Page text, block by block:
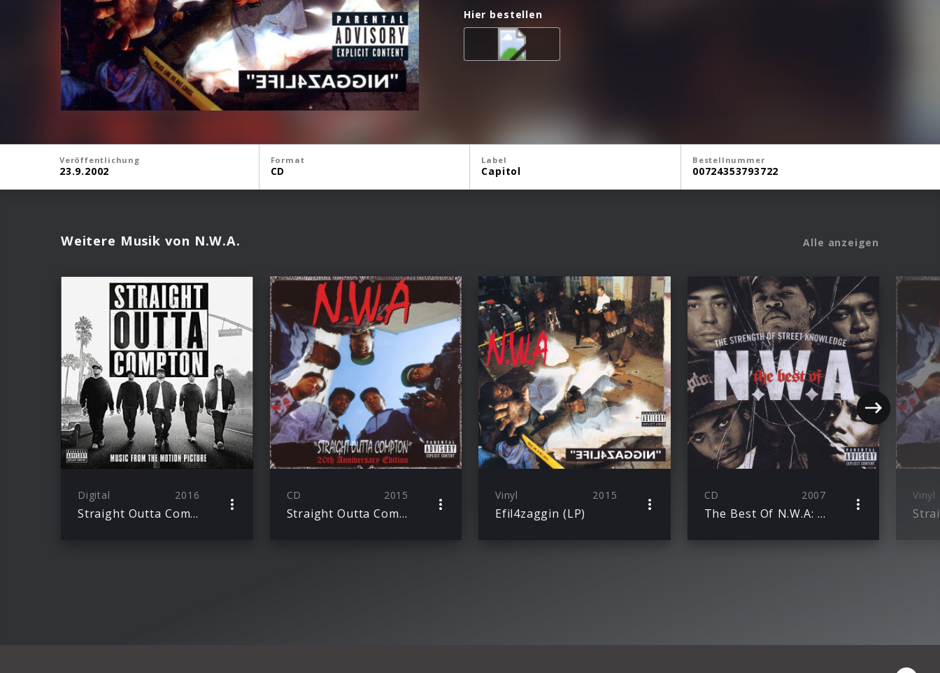
Hier bestellen
Veröffentlichung
23.9.2002
Format
CD
Label
Capitol
Bestellnummer
00724353793722
Weitere Musik von N.W.A. Alle anzeigen
Digital 2016
Straight Outta Compton (LP)
CD 2015
Straight Outta Compton
Vinyl 2015
Efil4zaggin (LP)
CD 2007
The Best Of N.W.A: The Strength Of Street Knowledge
Vinyl